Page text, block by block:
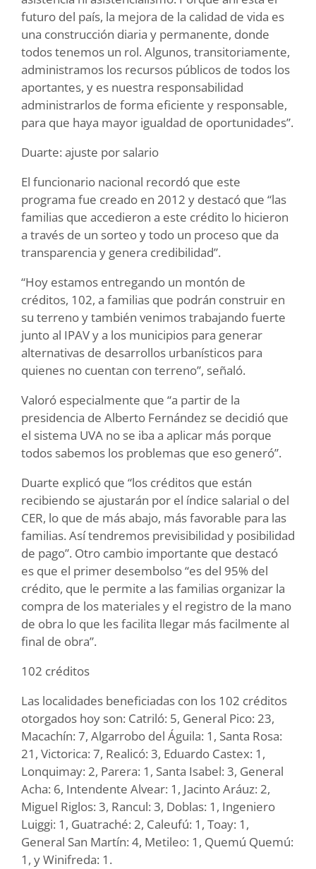
futuro del país, la mejora de la calidad de vida es
una construcción diaria y permanente, donde
todos tenemos un rol. Algunos, transitoriamente,
administramos los recursos públicos de todos los
aportantes, y es nuestra responsabilidad
administrarlos de forma eficiente y responsable,
para que haya mayor igualdad de oportunidades”.
Duarte: ajuste por salario
El funcionario nacional recordó que este
programa fue creado en 2012 y destacó que “las
familias que accedieron a este crédito lo hicieron
a través de un sorteo y todo un proceso que da
transparencia y genera credibilidad”.
“Hoy estamos entregando un montón de
créditos, 102, a familias que podrán construir en
su terreno y también venimos trabajando fuerte
junto al IPAV y a los municipios para generar
alternativas de desarrollos urbanísticos para
quienes no cuentan con terreno”, señaló.
Valoró especialmente que “a partir de la
presidencia de Alberto Fernández se decidió que
el sistema UVA no se iba a aplicar más porque
todos sabemos los problemas que eso generó”.
Duarte explicó que “los créditos que están
recibiendo se ajustarán por el índice salarial o del
CER, lo que de más abajo, más favorable para las
familias. Así tendremos previsibilidad y posibilidad
de pago”. Otro cambio importante que destacó
es que el primer desembolso “es del 95% del
crédito, que le permite a las familias organizar la
compra de los materiales y el registro de la mano
de obra lo que les facilita llegar más facilmente al
final de obra”.
102 créditos
Las localidades beneficiadas con los 102 créditos
otorgados hoy son: Catriló: 5, General Pico: 23,
Macachín: 7, Algarrobo del Águila: 1, Santa Rosa:
21, Victorica: 7, Realicó: 3, Eduardo Castex: 1,
Lonquimay: 2, Parera: 1, Santa Isabel: 3, General
Acha: 6, Intendente Alvear: 1, Jacinto Aráuz: 2,
Miguel Riglos: 3, Rancul: 3, Doblas: 1, Ingeniero
Luiggi: 1, Guatraché: 2, Caleufú: 1, Toay: 1,
General San Martín: 4, Metileo: 1, Quemú Quemú:
1, y Winifreda: 1.